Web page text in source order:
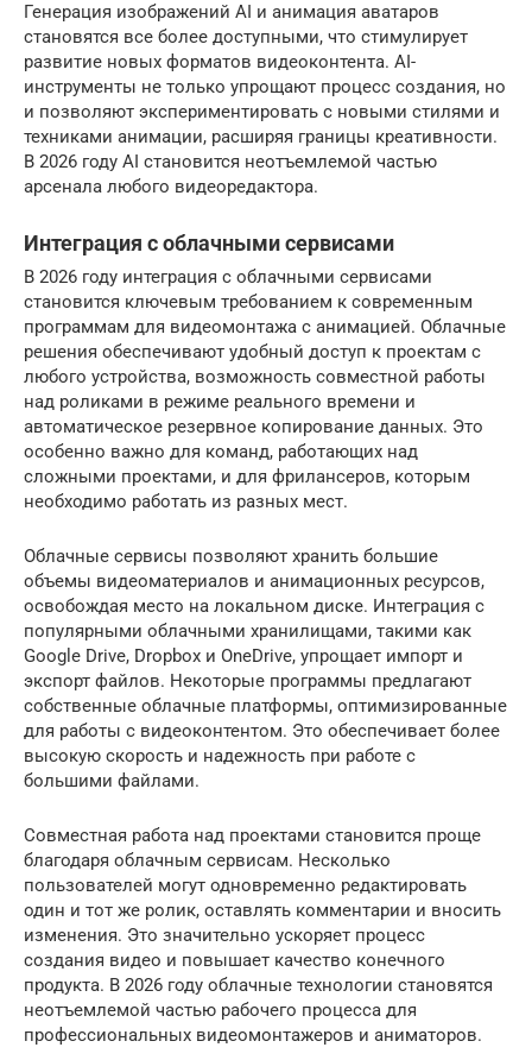
Генерация изображений AI и анимация аватаров
становятся все более доступными, что стимулирует
развитие новых форматов видеоконтента. AI-
инструменты не только упрощают процесс создания, но
и позволяют экспериментировать с новыми стилями и
техниками анимации, расширяя границы креативности.
В 2026 году AI становится неотъемлемой частью
арсенала любого видеоредактора.
Интеграция с облачными сервисами
В 2026 году интеграция с облачными сервисами
становится ключевым требованием к современным
программам для видеомонтажа с анимацией. Облачные
решения обеспечивают удобный доступ к проектам с
любого устройства, возможность совместной работы
над роликами в режиме реального времени и
автоматическое резервное копирование данных. Это
особенно важно для команд, работающих над
сложными проектами, и для фрилансеров, которым
необходимо работать из разных мест.
Облачные сервисы позволяют хранить большие
объемы видеоматериалов и анимационных ресурсов,
освобождая место на локальном диске. Интеграция с
популярными облачными хранилищами, такими как
Google Drive, Dropbox и OneDrive, упрощает импорт и
экспорт файлов. Некоторые программы предлагают
собственные облачные платформы, оптимизированные
для работы с видеоконтентом. Это обеспечивает более
высокую скорость и надежность при работе с
большими файлами.
Совместная работа над проектами становится проще
благодаря облачным сервисам. Несколько
пользователей могут одновременно редактировать
один и тот же ролик, оставлять комментарии и вносить
изменения. Это значительно ускоряет процесс
создания видео и повышает качество конечного
продукта. В 2026 году облачные технологии становятся
неотъемлемой частью рабочего процесса для
профессиональных видеомонтажеров и аниматоров.